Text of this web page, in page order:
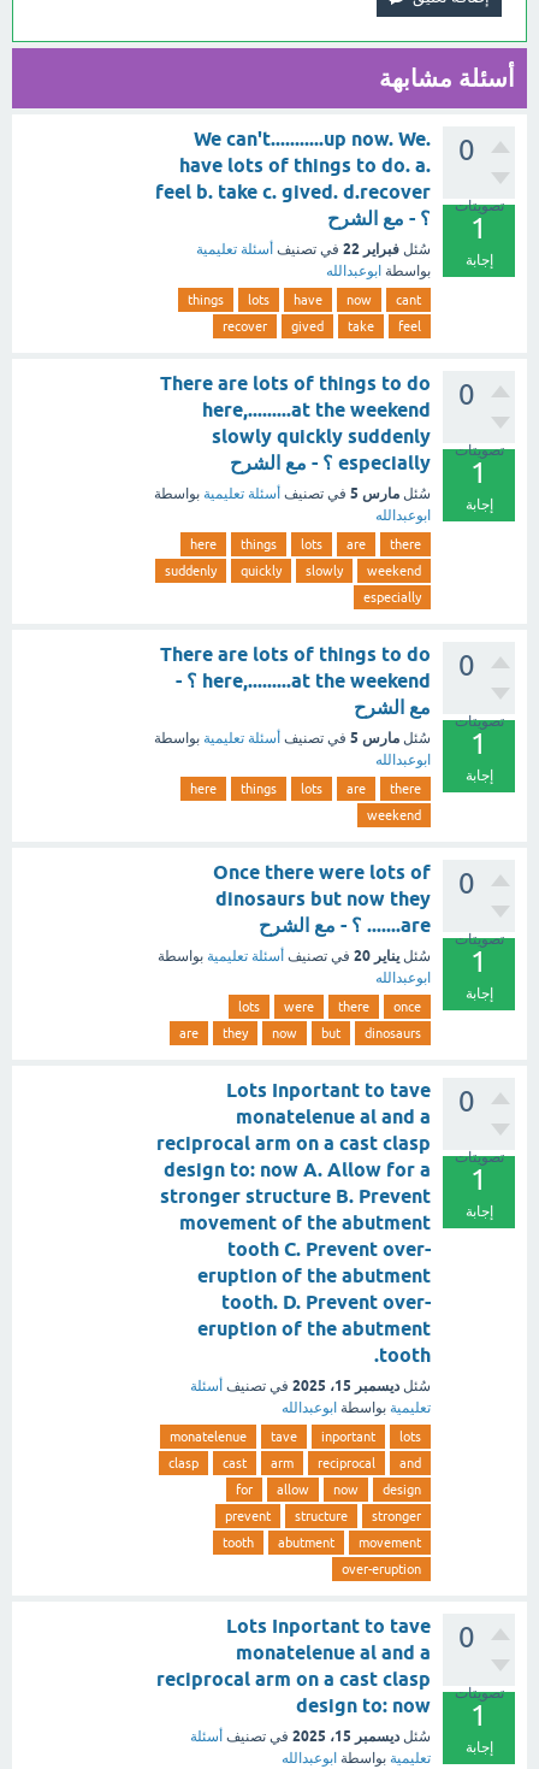
أسئلة مشابهة
0
تصويتات
1
إجابة
.We can't...........up now. We
have lots of things to do. a.
feel b. take c. gived. d.recover
؟ - مع الشرح
سُئل فبراير 22 في تصنيف أسئلة تعليمية
بواسطة ابوعبدالله
cant
now
have
lots
things
feel
take
gived
recover
0
تصويتات
1
إجابة
There are lots of things to do
here,.........at the weekend
slowly quickly suddenly
especially ؟ - مع الشرح
سُئل مارس 5 في تصنيف أسئلة تعليمية بواسطة
ابوعبدالله
there
are
lots
things
here
weekend
slowly
quickly
suddenly
especially
0
تصويتات
1
إجابة
There are lots of things to do
here,.........at the weekend ؟ -
مع الشرح
سُئل مارس 5 في تصنيف أسئلة تعليمية بواسطة
ابوعبدالله
there
are
lots
things
here
weekend
0
تصويتات
1
إجابة
Once there were lots of
dinosaurs but now they
are....... ؟ - مع الشرح
سُئل يناير 20 في تصنيف أسئلة تعليمية بواسطة
ابوعبدالله
once
there
were
lots
dinosaurs
but
now
they
are
0
تصويتات
1
إجابة
Lots Inportant to tave
monatelenue al and a
reciprocal arm on a cast clasp
design to: now A. Allow for a
stronger structure B. Prevent
movement of the abutment
tooth C. Prevent over-
eruption of the abutment
tooth. D. Prevent over-
eruption of the abutment
tooth.
سُئل ديسمبر 15، 2025 في تصنيف أسئلة
تعليمية بواسطة ابوعبدالله
lots
inportant
tave
monatelenue
and
reciprocal
arm
cast
clasp
design
now
allow
for
stronger
structure
prevent
movement
abutment
tooth
over-eruption
0
تصويتات
1
إجابة
Lots Inportant to tave
monatelenue al and a
reciprocal arm on a cast clasp
design to: now
سُئل ديسمبر 15، 2025 في تصنيف أسئلة
تعليمية بواسطة ابوعبدالله